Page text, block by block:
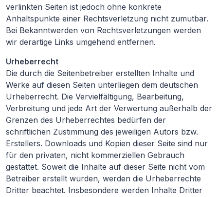
verlinkten Seiten ist jedoch ohne konkrete
Anhaltspunkte einer Rechtsverletzung nicht zumutbar.
Bei Bekanntwerden von Rechtsverletzungen werden
wir derartige Links umgehend entfernen.
Urheberrecht
Die durch die Seitenbetreiber erstellten Inhalte und
Werke auf diesen Seiten unterliegen dem deutschen
Urheberrecht. Die Vervielfältigung, Bearbeitung,
Verbreitung und jede Art der Verwertung außerhalb der
Grenzen des Urheberrechtes bedürfen der
schriftlichen Zustimmung des jeweiligen Autors bzw.
Erstellers. Downloads und Kopien dieser Seite sind nur
für den privaten, nicht kommerziellen Gebrauch
gestattet. Soweit die Inhalte auf dieser Seite nicht vom
Betreiber erstellt wurden, werden die Urheberrechte
Dritter beachtet. Insbesondere werden Inhalte Dritter